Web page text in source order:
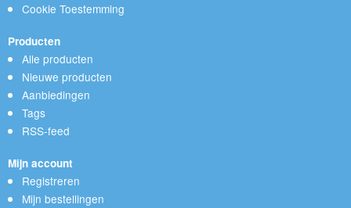
Cookie Toestemming
Producten
Alle producten
Nieuwe producten
Aanbiedingen
Tags
RSS-feed
Mijn account
Registreren
Mijn bestellingen